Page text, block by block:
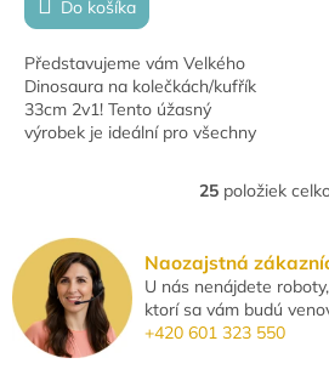
Do košíka
Představujeme vám Velkého
Dinosaura na kolečkách/kufřík
33cm 2v1! Tento úžasný
výrobek je ideální pro všechny
O
á
d
a
c
25položiek
Naozajstná
U nás nenájdete
ktorí sa vám budú
+420 601 323 550